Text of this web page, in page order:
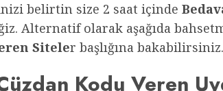
belirtin size 2 saat içinde
Alternatif olarak aşağıda
Siteler başlığına bakabilirsiniz.
Kodu Veren